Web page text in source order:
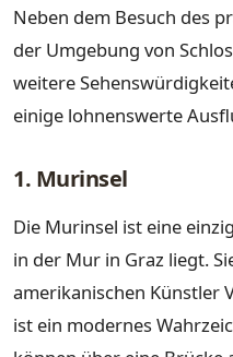
Neben dem Besuch des
der Umgebung von
weitere
einige lohnenswerte
1. Murinsel
Die Murinsel ist eine
in der Mur in Graz liegt.
amerikanischen Künstler
ist ein modernes